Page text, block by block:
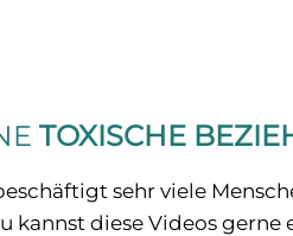
TOXISCHE
sehr viele
kannst diese Videos gerne